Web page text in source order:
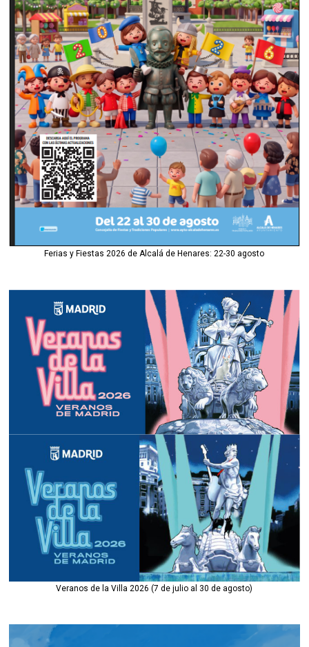
Ferias y Fiestas 2026 de Alcalá de Henares: 22-30 agosto
Veranos de la Villa 2026 (7 de julio al 30 de agosto)